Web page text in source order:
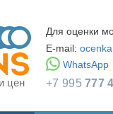
цен
Для оценки
E-mail:
WhatsApp
+7 995777